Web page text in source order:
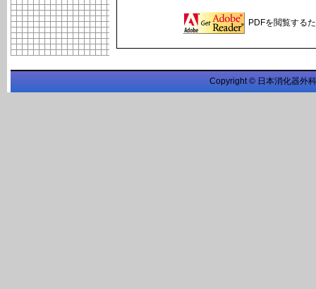
PDFを閲覧する
Copyright © 日本消化器外